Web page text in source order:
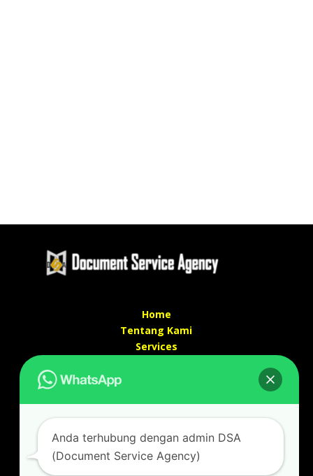
Home
Tentang Kami
Services
Alamat kantor :
Jl Swadaya Pam No 6 Rt 006 Rw 007 Jatinegara,
Cakung, Jakarta Timur 13930
(Dekat Mesjid Al Marzukiyah Swadaya Pam)
Anda terhubung dengan admin DSA
(Document Service Agency)